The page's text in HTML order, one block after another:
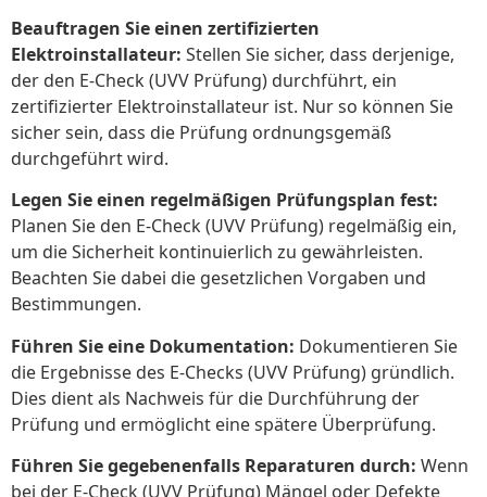
Beauftragen Sie einen zertifizierten
Elektroinstallateur: Stellen Sie sicher, dass derjenige,
der den E-Check (UVV Prüfung) durchführt, ein
zertifizierter Elektroinstallateur ist. Nur so können Sie
sicher sein, dass die Prüfung ordnungsgemäß
durchgeführt wird.
Legen Sie einen regelmäßigen Prüfungsplan fest:
Planen Sie den E-Check (UVV Prüfung) regelmäßig ein,
um die Sicherheit kontinuierlich zu gewährleisten.
Beachten Sie dabei die gesetzlichen Vorgaben und
Bestimmungen.
Führen Sie eine Dokumentation: Dokumentieren Sie
die Ergebnisse des E-Checks (UVV Prüfung) gründlich.
Dies dient als Nachweis für die Durchführung der
Prüfung und ermöglicht eine spätere Überprüfung.
Führen Sie gegebenenfalls Reparaturen durch: Wenn
bei der E-Check (UVV Prüfung) Mängel oder Defekte